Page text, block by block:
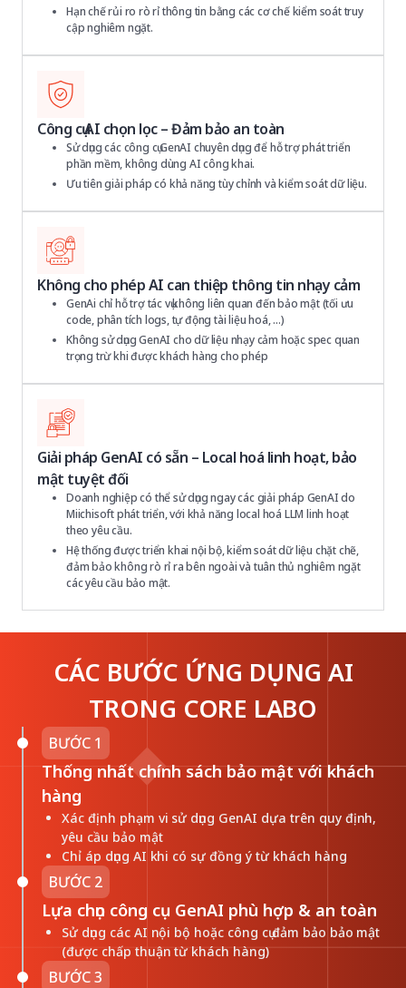
Hạn chế rủi ro rò rỉ thông tin bằng các cơ chế kiểm soát truy
cập nghiêm ngặt.
Công cụ AI chọn lọc – Đảm bảo an toàn
Sử dụng các công cụ GenAI chuyên dụng để hỗ trợ phát triển
phần mềm, không dùng AI công khai.
Ưu tiên giải pháp có khả năng tùy chỉnh và kiểm soát dữ liệu.
Không cho phép AI can thiệp thông tin nhạy cảm
GenAi chỉ hỗ trợ tác vụ không liên quan đến bảo mật (tối ưu
code, phân tích logs, tự động tài liệu hoá, ...)
Không sử dụng GenAI cho dữ liệu nhạy cảm hoặc spec quan
trọng trừ khi được khách hàng cho phép
Giải pháp GenAI có sẵn – Local hoá linh hoạt, bảo
mật tuyệt đối
Doanh nghiệp có thể sử dụng ngay các giải pháp GenAI do
Miichisoft phát triển, với khả năng local hoá LLM linh hoạt
theo yêu cầu.
Hệ thống được triển khai nội bộ, kiểm soát dữ liệu chặt chẽ,
đảm bảo không rò rỉ ra bên ngoài và tuân thủ nghiêm ngặt
các yêu cầu bảo mật.
CÁC BƯỚC ỨNG DỤNG AI
TRONG CORE LABO
BƯỚC 1
Thống nhất chính sách bảo mật với khách
hàng
Xác định phạm vi sử dụng GenAI dựa trên quy định,
yêu cầu bảo mật
Chỉ áp dụng AI khi có sự đồng ý từ khách hàng
BƯỚC 2
Lựa chọn công cụ GenAI phù hợp & an toàn
Sử dụng các AI nội bộ hoặc công cụ đảm bảo bảo mật
(được chấp thuận từ khách hàng)
BƯỚC 3